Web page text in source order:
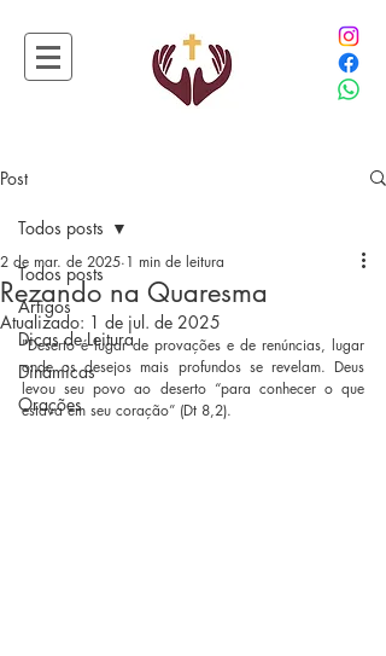
Post
Todos posts
Artigos
Dicas de Leitura
Dinâmicas
Orações
Todos posts
Rezando na Quaresma
2 de mar. de 2025 1 min de leitura
Atualizado: 1 de jul. de 2025
"Deserto é lugar de provações e de renúncias, lugar
onde os desejos mais profundos se revelam. Deus
levou seu povo ao deserto “para conhecer o que
estava em seu coração” (Dt 8,2).